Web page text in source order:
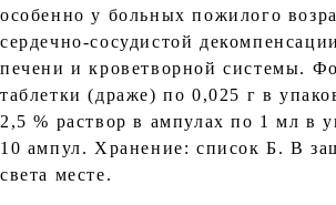
особенно у больных пожилого
сердечно-сосудистой
печени и кроветворной системы.
таблетки (драже) по 0,025 г в
2,5 % раствор в ампулах по 1 мл в
10 ампул. Хранение: список Б. В
света месте.